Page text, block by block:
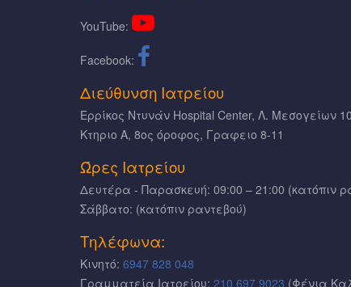
YouTube:
Facebook:
Διεύθυνση Ιατρείου
Ερρίκος Ντυνάν Hospital Center, Λ. Μεσογείων
Κτηριο Α, 8ος όροφος, Γραφειο 8-11
Ώρες Ιατρείου
Δευτέρα - Παρασκευή: 09:00 – 21:00 (κατόπιν
Σάββατο: (κατόπιν ραντεβού)
Τηλέφωνα:
Κινητό: 6947 828 048
Γραμματεία Ιατρείου: 210 697 9023 (Φένια